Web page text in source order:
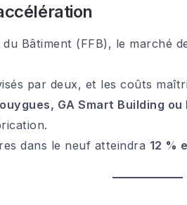
Bâtiment (FFB), le marché
par deux, et les coûts
GA Smart Building ou
dans le neuf atteindra 12 %